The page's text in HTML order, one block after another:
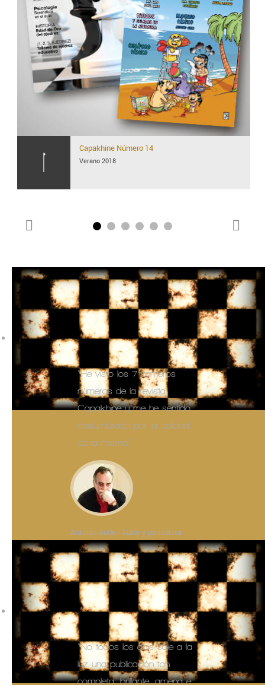
Capakhine Número 14
Verano 2018
"He visto los 7 primeros
números de la revista
Capakhine y me he sentido
deslumbrado por la calidad
de la misma."
Antonio Gude - Autor y periodista
"No todos los días sale a la
luz una publicación tan
completa, brillante, amena e